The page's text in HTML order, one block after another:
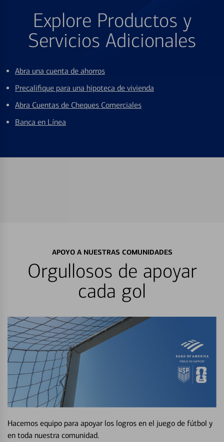
Explore Productos y
Servicios Adicionales
Abra una cuenta de ahorros
Precalifique para una hipoteca de vivienda
Abra Cuentas de Cheques Comerciales
Banca en Línea
APOYO A NUESTRAS COMUNIDADES
Orgullosos de apoyar
cada gol
Hacemos equipo para apoyar los logros en el juego de fútbol y
en toda nuestra comunidad.